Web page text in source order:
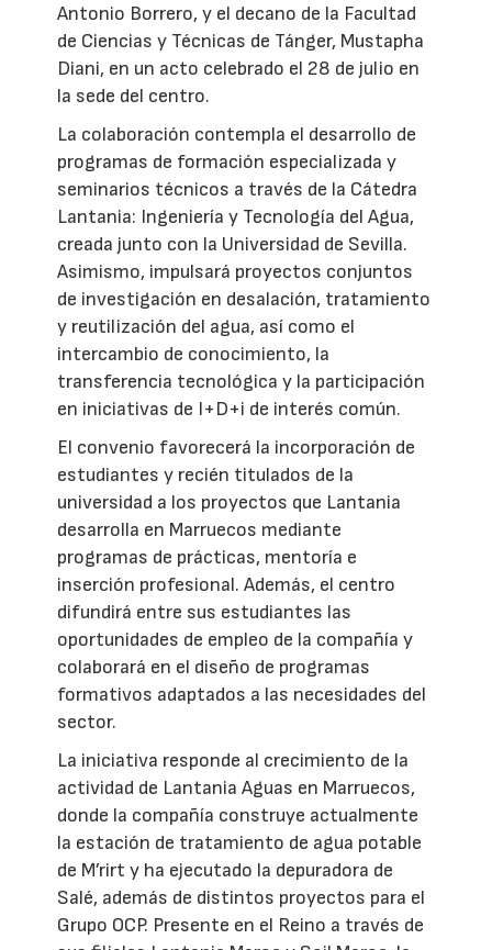
Antonio Borrero, y el decano de la Facultad
de Ciencias y Técnicas de Tánger, Mustapha
Diani, en un acto celebrado el 28 de julio en
la sede del centro.
La colaboración contempla el desarrollo de
programas de formación especializada y
seminarios técnicos a través de la Cátedra
Lantania: Ingeniería y Tecnología del Agua,
creada junto con la Universidad de Sevilla.
Asimismo, impulsará proyectos conjuntos
de investigación en desalación, tratamiento
y reutilización del agua, así como el
intercambio de conocimiento, la
transferencia tecnológica y la participación
en iniciativas de I+D+i de interés común.
El convenio favorecerá la incorporación de
estudiantes y recién titulados de la
universidad a los proyectos que Lantania
desarrolla en Marruecos mediante
programas de prácticas, mentoría e
inserción profesional. Además, el centro
difundirá entre sus estudiantes las
oportunidades de empleo de la compañía y
colaborará en el diseño de programas
formativos adaptados a las necesidades del
sector.
La iniciativa responde al crecimiento de la
actividad de Lantania Aguas en Marruecos,
donde la compañía construye actualmente
la estación de tratamiento de agua potable
de M’rirt y ha ejecutado la depuradora de
Salé, además de distintos proyectos para el
Grupo OCP. Presente en el Reino a través de